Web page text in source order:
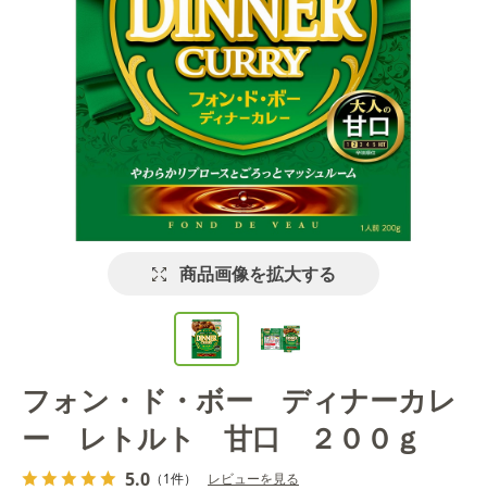
商品画像を拡大する
フォン・ド・ボー ディナーカレ
ー レトルト 甘口 ２００ｇ
5.0 （1件） レビューを見る